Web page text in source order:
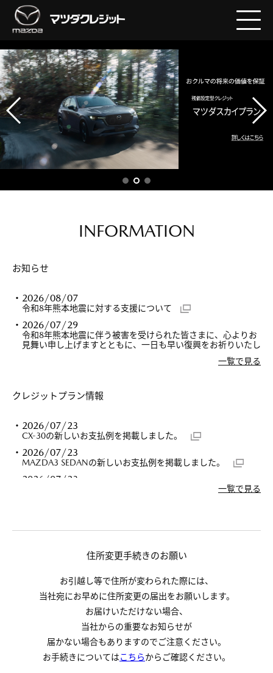
INFORMATION
お知らせ
2026/08/07
令和8年熊本地震に対する支援について
2026/07/29
令和8年熊本地震に伴う被害を受けられた皆さまに、心よりお
見舞い申し上げますとともに、一日も早い復興をお祈りいたし
(木曜日)01:00～06:00において当ホームページのメン
テナンスを実施いたします。メンテナンス中はアクセ
ください。お客さまにはご迷惑をおかけいたします
が、ご理解いただきますようお願いいたします。
2026/07/14
令和8年7月滋賀県甲賀市の土砂崩れに伴う被害を受けられた
皆様には、心からお見舞い申し上げますとともに、一日も早い
復旧をお祈りいたします。
令和8年6月24日からの大雨に伴う被害を受けられました皆様
には、心からお見舞い申し上げますとともに、一日も早い復旧
2026/04/24
令和8年岩手県大槌町の林野火災に伴う被害を受けられました
皆様には、心からお見舞い申し上げますとともに、一日も早い
復旧をお祈りいたします。
弊社FAX番号変更のお知らせ
2026/02/03
一覧で見る
クレジットプラン情報
2026/07/23
CX-30の新しいお支払例を掲載しました。
2026/07/23
MAZDA3 SEDANの新しいお支払例を掲載しました。
2026/07/23
MAZDA3 FASTBACKの新しいお支払例を掲載しました。
2026/06/26
2026/06/25
フレアクロスオーバーの新しいお支払例を掲載しました。
スクラムワゴンの新しいお支払例を掲載しました。
2026/05/21
新型CX-5の新しいお支払例を掲載しました。
一覧で見る
住所変更手続きのお願い
お引越し等で住所が変わられた際には、
当社宛にお早めに住所変更の届出をお願いします。
お届けいただけない場合、
当社からの重要なお知らせが
届かない場合もありますのでご注意ください。
お手続きについてはこちらからご確認ください。